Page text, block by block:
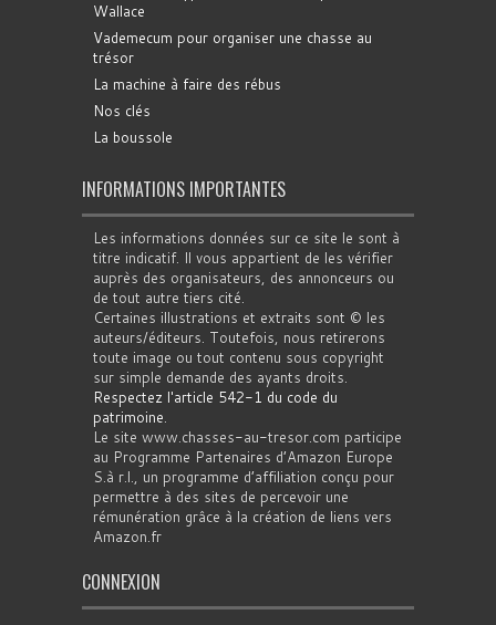
Wallace
Vademecum pour organiser une chasse au
trésor
La machine à faire des rébus
Nos clés
La boussole
INFORMATIONS IMPORTANTES
Les informations données sur ce site le sont à
titre indicatif. Il vous appartient de les vérifier
auprès des organisateurs, des annonceurs ou
de tout autre tiers cité.
Certaines illustrations et extraits sont © les
auteurs/éditeurs. Toutefois, nous retirerons
toute image ou tout contenu sous copyright
sur simple demande des ayants droits.
Respectez l'article 542-1 du code du
patrimoine
Le site www.chasses-au-tresor.com participe
au Programme Partenaires d’Amazon Europe
S.à r.l., un programme d’affiliation conçu pour
permettre à des sites de percevoir une
rémunération grâce à la création de liens vers
Amazon.fr
CONNEXION